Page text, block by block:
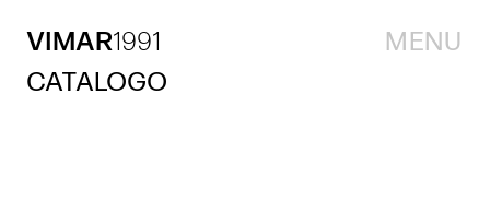
VIMAR1991
CATALOGO
MENU